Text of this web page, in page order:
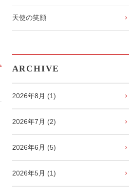
天使の笑顔
ARCHIVE
2026年8月 (1)
2026年7月 (2)
2026年6月 (5)
2026年5月 (1)